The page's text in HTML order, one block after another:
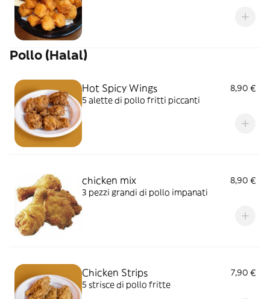
Pollo (Halal)
Hot Spicy Wings
8,90 €
5 alette di pollo fritti piccanti
chicken mix
8,90 €
3 pezzi grandi di pollo impanati
Chicken Strips
7,90 €
5 strisce di pollo fritte